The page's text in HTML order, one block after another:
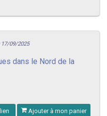
17/09/2025
dans le Nord de la
Ajouter à mon panier